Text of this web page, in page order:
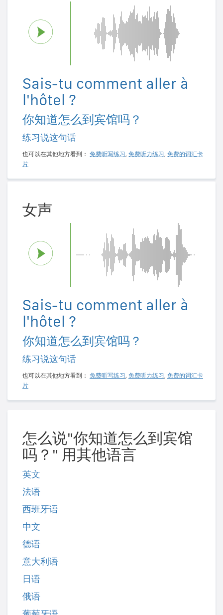
Sais-tu comment aller à
l'hôtel ?
你知道怎么到宾馆吗？
练习说这句话
也可以在其他地方看到： 免费听写练习, 免费听力练习, 免费的词汇卡
片
女声
Sais-tu comment aller à
l'hôtel ?
你知道怎么到宾馆吗？
练习说这句话
也可以在其他地方看到： 免费听写练习 , 免费听力练习 , 免费的词汇卡
片
怎么说"你知道怎么到宾馆
吗？" 用其他语言
英文
法语
西班牙语
中文
德语
意大利语
日语
俄语